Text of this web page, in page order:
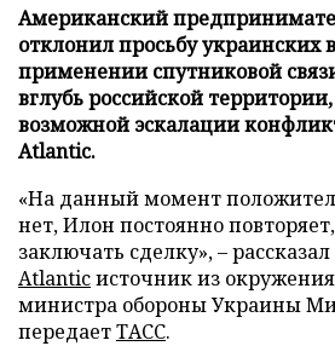
Американский
отклонил просьбу украинских
применении спутниковой
вглубь российской
возможной эскалации
Atlantic.
«На данный момент
нет, Илон постоянно
заключать сделку», –
Atlanticисточник из
министра обороны Украины
передаетТАСС.